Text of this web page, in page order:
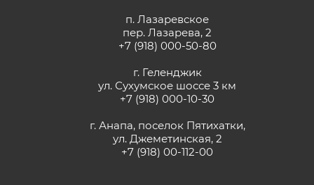
п. Лазаревское
пер. Лазарева, 2
+7 (918) 000-50-80
г. Геленджик
ул. Сухумское шоссе 3 км
+7 (918) 000-10-30
г. Анапа, поселок Пятихатки,
ул. Джеметинская, 2
+7 (918) 00-112-00